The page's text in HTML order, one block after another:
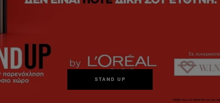
STAND UP